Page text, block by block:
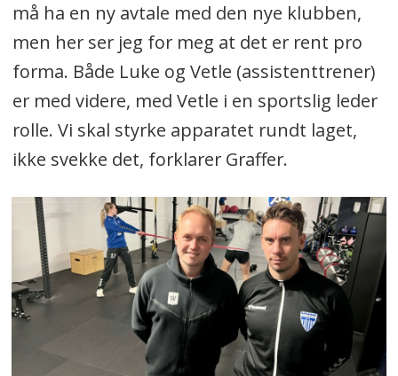
må ha en ny avtale med den nye klubben,
men her ser jeg for meg at det er rent pro
forma. Både Luke og Vetle (assistenttrener)
er med videre, med Vetle i en sportslig leder
rolle. Vi skal styrke apparatet rundt laget,
ikke svekke det, forklarer Graffer.